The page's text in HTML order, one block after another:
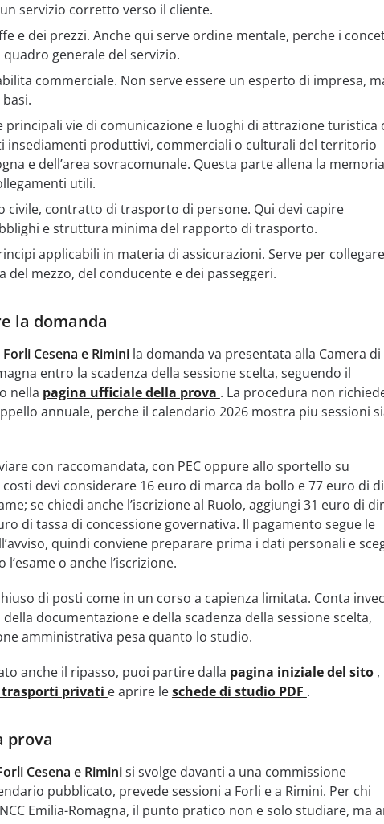
servizio corretto verso il cliente.
e dei prezzi. Anche qui serve ordine mentale, perche i
generale del servizio.
commerciale. Non serve essere un esperto di impresa,
principali vie di comunicazione e luoghi di attrazione turistica
insediamenti produttivi, commerciali o culturali del territorio
e dell’area sovracomunale. Questa parte allena la
utili.
civile, contratto di trasporto di persone. Qui devi capire
e struttura minima del rapporto di trasporto.
applicabili in materia di assicurazioni. Serve per
del mezzo, del conducente e dei passeggeri.
la domanda
Forli Cesena e Riminila domanda va presentata alla Camera di
entro la scadenza della sessione scelta, seguendo il
nella pagina ufficiale della prova . La procedura non
annuale, perche il calendario 2026 mostra piu sessioni
con raccomandata, con PEC oppure allo sportello su
devi considerare 16 euro di marca da bollo e 77 euro di
se chiedi anche l’iscrizione al Ruolo, aggiungi 31 euro di
di tassa di concessione governativa. Il pagamento segue le
quindi conviene preparare prima i dati personali e
o anche l’iscrizione.
di posti come in un corso a capienza limitata. Conta
documentazione e della scadenza della sessione scelta,
amministrativa pesa quanto lo studio.
anche il ripasso, puoi partire dalla pagina iniziale del sito ,
trasporti privati e aprire leschede di studio PDF .
prova
Cesena e Riminisi svolge davanti a una commissione
pubblicato, prevede sessioni a Forli e a Rimini. Per chi
Emilia-Romagna, il punto pratico non e solo studiare, ma